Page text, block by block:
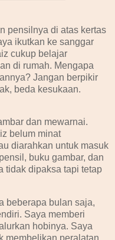
pensilnya di atas kertas
ikutkan ke sanggar
cukup belajar
di rumah. Mengapa
Jangan berpikir
beda kesukaan.
dan mewarnai.
belum minat
diarahkan untuk masuk
buku gambar, dan
tidak dipaksa tapi tetap
beberapa bulan saja,
Saya memberi
hobinya. Saya